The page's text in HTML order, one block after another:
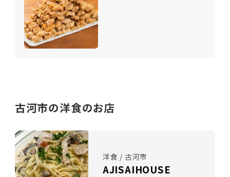
古河市の洋食のお店
洋食 / 古河市
AJISAIHOUSE